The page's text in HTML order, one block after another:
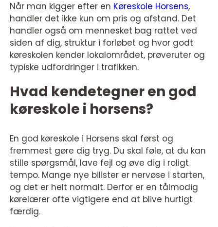
Når man kigger efter en Køreskole Horsens,
handler det ikke kun om pris og afstand. Det
handler også om mennesket bag rattet ved
siden af dig, struktur i forløbet og hvor godt
køreskolen kender lokalområdet, prøveruter og
typiske udfordringer i trafikken.
Hvad kendetegner en god
køreskole i horsens?
En god køreskole i Horsens skal først og
fremmest gøre dig tryg. Du skal føle, at du kan
stille spørgsmål, lave fejl og øve dig i roligt
tempo. Mange nye bilister er nervøse i starten,
og det er helt normalt. Derfor er en tålmodig
kørelærer ofte vigtigere end at blive hurtigt
færdig.